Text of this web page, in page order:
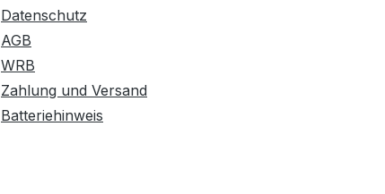
Datenschutz
AGB
WRB
Zahlung und Versand
Batteriehinweis